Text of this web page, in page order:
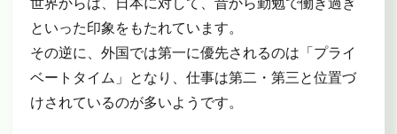
といった印象をもたれています。
その逆に、外国では第一に優先されるのは「プライ
ベートタイム」となり、仕事は第二・第三と位置づ
けされているのが多いようです。